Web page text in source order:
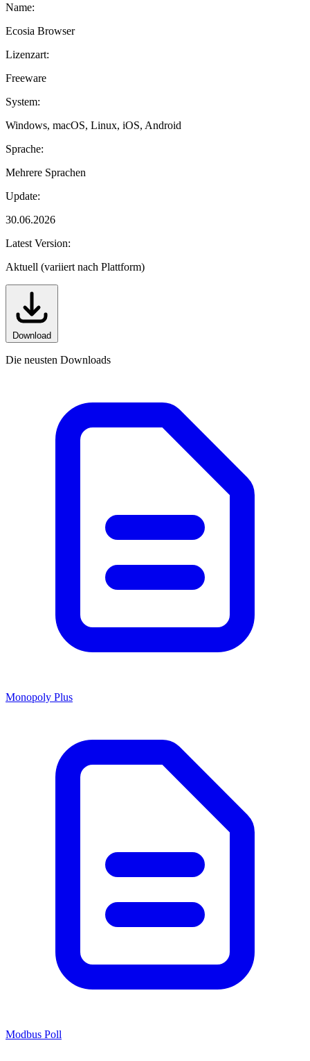
Name:
Ecosia Browser
Lizenzart:
Freeware
System:
Windows, macOS, Linux, iOS, Android
Sprache:
Mehrere Sprachen
Update:
30.06.2026
Latest Version:
Aktuell (variiert nach Plattform)
Download
Die neusten Downloads
Monopoly Plus
Modbus Poll